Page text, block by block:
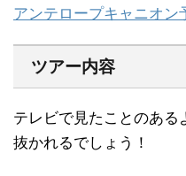
アンテロープキャニオン
ツアー内容
テレビで見たことのある
抜かれるでしょう！